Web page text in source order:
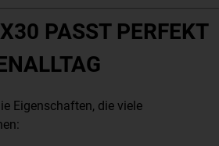
PASST PERFEKT
Eigenschaften, die viele